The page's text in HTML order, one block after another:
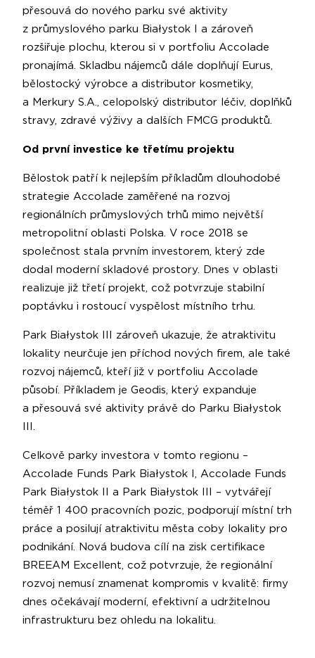
přesouvá do nového parku své aktivity
z průmyslového parku Białystok I a zároveň
rozšiřuje plochu, kterou si v portfoliu Accolade
pronajímá. Skladbu nájemců dále doplňují Eurus,
bělostocký výrobce a distributor kosmetiky,
a Merkury S.A., celopolský distributor léčiv, doplňků
stravy, zdravé výživy a dalších FMCG produktů.
Od první investice ke třetímu projektu
Bělostok patří k nejlepším příkladům dlouhodobé
strategie Accolade zaměřené na rozvoj
regionálních průmyslových trhů mimo největší
metropolitní oblasti Polska. V roce 2018 se
společnost stala prvním investorem, který zde
dodal moderní skladové prostory. Dnes v oblasti
realizuje již třetí projekt, což potvrzuje stabilní
poptávku i rostoucí vyspělost místního trhu.
Park Białystok III zároveň ukazuje, že atraktivitu
lokality neurčuje jen příchod nových firem, ale také
rozvoj nájemců, kteří již v portfoliu Accolade
působí. Příkladem je Geodis, který expanduje
a přesouvá své aktivity právě do Parku Białystok
Celkově parky investora v tomto regionu –
Accolade Funds Park Białystok I, Accolade Funds
Park Białystok II a Park Białystok III – vytvářejí
téměř 1 400 pracovních pozic, podporují místní trh
práce a posilují atraktivitu města coby lokality pro
podnikání. Nová budova cílí na zisk certifikace
BREEAM Excellent, což potvrzuje, že regionální
rozvoj nemusí znamenat kompromis v kvalitě: firmy
dnes očekávají moderní, efektivní a udržitelnou
infrastrukturu bez ohledu na lokalitu.